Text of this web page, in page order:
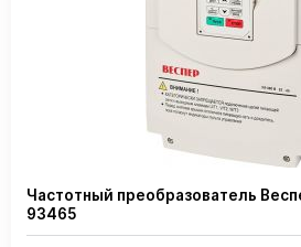
Частотный преобразователь
93465